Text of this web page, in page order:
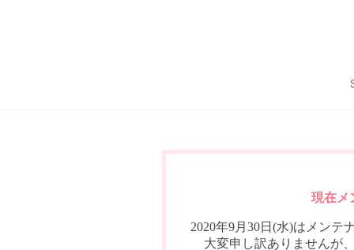
現在メ
2020年9月30日(水)はメンテ
大変申し訳ありませんが